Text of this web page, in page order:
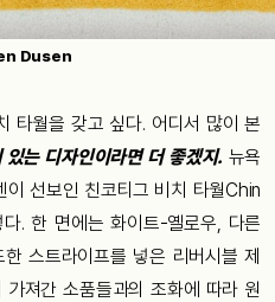
Dusen
타월을 갖고 싶다. 어디서 많이 본
있는 디자인이라면 더 좋겠지. 뉴욕
선보인 친코티그 비치 타월Chin
. 한 면에는 화이트-옐로우, 다른
스트라이프를 넣은 리버시블 제
져간 소품들과의 조화에 따라 원